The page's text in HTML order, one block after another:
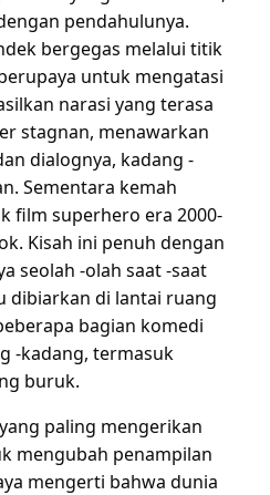
pendahulunya.
bergegas melalui titik
untuk mengatasi
narasi yang terasa
stagnan, menawarkan
dialognya, kadang -
Sementara kemah
film superhero era 2000-
Kisah ini penuh dengan
seolah -olah saat -saat
dibiarkan di lantai ruang
bagian komedi
-kadang, termasuk
buruk.
paling mengerikan
mengubah penampilan
mengerti bahwa dunia